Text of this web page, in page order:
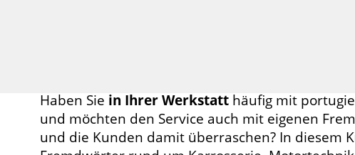
Haben Sie in Ihrer Werkstatt häufig mit
und möchten den Service auch mit eigenen
und die Kunden damit überraschen? In diesem